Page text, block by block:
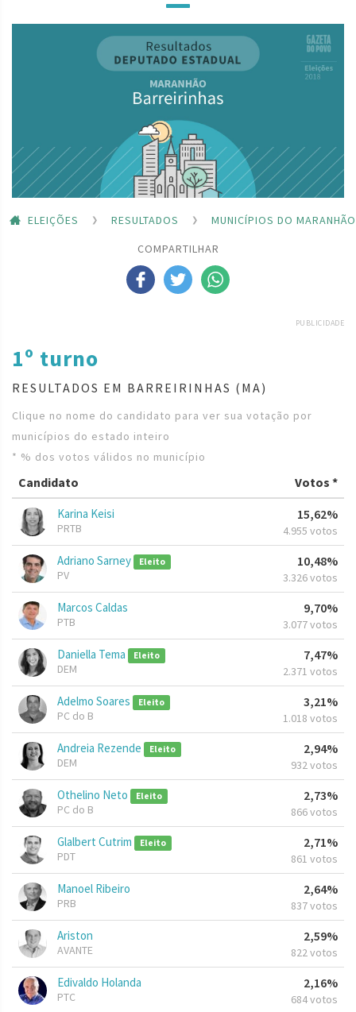
ELEIÇÕES RESULTADOS
MUNICÍPIOS DO MARANHÃO
COMPARTILHAR
PUBLICIDADE
1º turno
RESULTADOS EM BARREIRINHAS (MA)
Clique no nome do candidato para ver sua votação por
municípios do estado inteiro
* % dos votos válidos no município
Candidato Votos *
Karina Keisi
PRTB
15,62%
4.955 votos
Adriano Sarney Eleito
PV
10,48%
3.326 votos
Marcos Caldas
PTB
9,70%
3.077 votos
Daniella Tema Eleito
DEM
7,47%
2.371 votos
Adelmo Soares Eleito
PC do B
3,21%
1.018 votos
Andreia Rezende Eleito
DEM
2,94%
932 votos
Othelino Neto Eleito
PC do B
2,73%
866 votos
Glalbert Cutrim Eleito
PDT
2,71%
861 votos
Manoel Ribeiro
PRB
2,64%
837 votos
Ariston
AVANTE
2,59%
822 votos
Edivaldo Holanda
PTC
2,16%
684 votos